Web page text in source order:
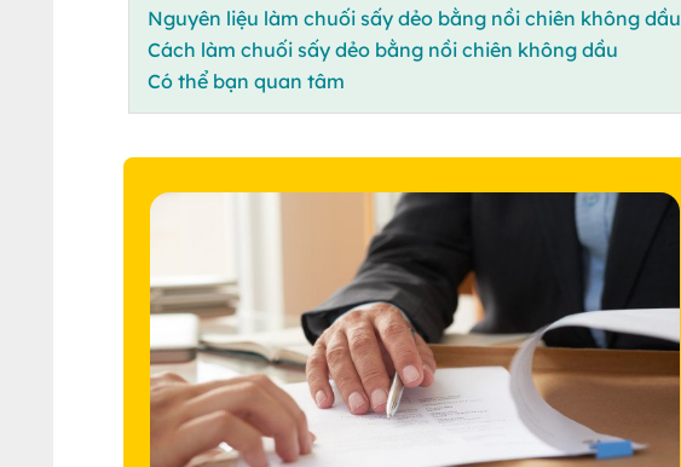
Nguyên liệu làm chuối sấy dẻo bằng nồi chiên không dầu
Cách làm chuối sấy dẻo bằng nồi chiên không dầu
Có thể bạn quan tâm